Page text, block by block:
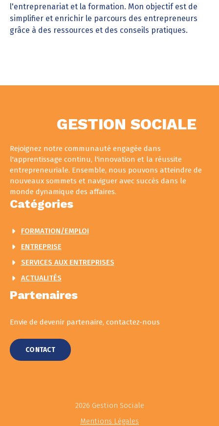
l'entreprenariat et la formation. Mon objectif est de
simplifier et enrichir le parcours des entrepreneurs
grâce à des ressources et des conseils pratiques.
GESTION SOCIALE
Rejoignez notre communauté engagée dans
l'apprentissage continu, l'innovation et la réussite
entrepreneuriale. Ensemble, nous pouvons atteindre de
nouveaux sommets et naviguer avec succès dans le
monde dynamique des affaires.
Catégories
FORMATION/EMPLOI
ENTREPRISE
SERVICES AUX ENTREPRISES
ACTUALITÉS
Partenaires
Envie de devenir partenaire, contactez-nous
CONTACT
2026 Gestion Sociale
Mentions Légales